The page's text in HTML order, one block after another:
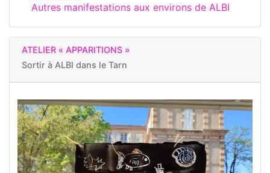
Autres manifestations aux environs de ALBI
ATELIER « APPARITIONS »
Sortir à ALBI dans le Tarn